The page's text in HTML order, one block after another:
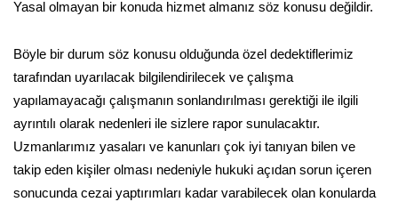
Yasal olmayan bir konuda hizmet almanız söz konusu değildir.
Böyle bir durum söz konusu olduğunda özel dedektiflerimiz
tarafından uyarılacak bilgilendirilecek ve çalışma
yapılamayacağı çalışmanın sonlandırılması gerektiği ile ilgili
ayrıntılı olarak nedenleri ile sizlere rapor sunulacaktır.
Uzmanlarımız yasaları ve kanunları çok iyi tanıyan bilen ve
takip eden kişiler olması nedeniyle hukuki açıdan sorun içeren
sonucunda cezai yaptırımları kadar varabilecek olan konularda